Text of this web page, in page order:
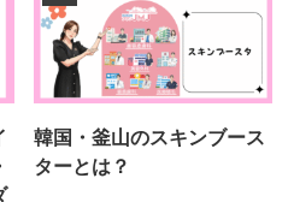
韓国・釜山のスキンブース
ターとは？